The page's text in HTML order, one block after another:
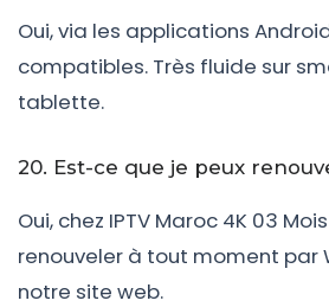
Oui, via les applications
compatibles. Très fluide sur
tablette.
20. Est-ce que je peux
Oui, chez IPTV Maroc 4K 03
renouveler à tout moment par
notre site web.